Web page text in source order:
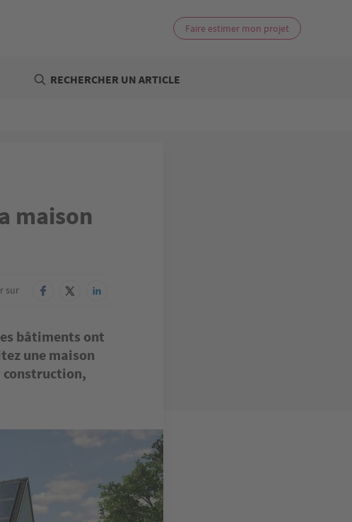
Faire estimer mon projet
RECHERCHER UN ARTICLE
maison
sur
bâtiments ont
une maison
construction,